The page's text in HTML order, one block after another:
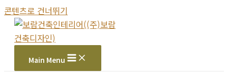
콘텐츠로 건너뛰기
Main Menu